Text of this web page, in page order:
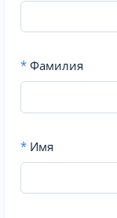
* Фамилия
* Имя